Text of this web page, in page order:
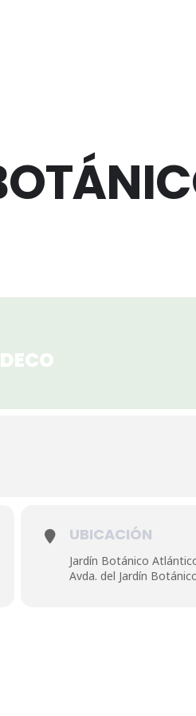
UBICACIÓN
Jardín Botánico
Avda. del Jardín